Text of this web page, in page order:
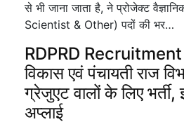
से भी जाना जाता है, ने प्रोजेक्ट
Scientist & Other) पदों की भर…
RDPRD Recruitment
विकास एवं पंचायती राज
ग्रेजुएट वालों के लिए
अप्लाई